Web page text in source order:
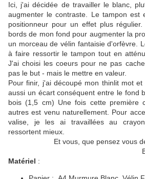
Ici, j'ai décidée de travailler le blanc,
augmenter le contraste. Le tampon est
positionneur pour un effet plus
bords de mon fond pour augmenter la
un morceau de vélin fantaisie d'orfèvre.
à faire ressortir le tampon tout en
J'ai choisi les coeurs pour ne pas
pas le but - mais le mettre en valeur.
Pour finir, j'ai découpé mon thinlit mot
aussi un écart conséquent entre le fond
bois (1,5 cm) Une fois cette première
autres est venu naturellement. Pour
valise, je les ai travaillées au
ressortent mieux.
Et vous, que pensez vous
Matériel :